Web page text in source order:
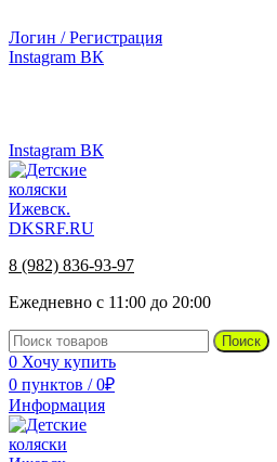
Логин / Регистрация
Instagram ВК
Instagram ВК
8 (982) 836-93-97
Ежедневно с 11:00 до 20:00
Поиск
0 Хочу купить
0 пунктов / 0₽
Информация